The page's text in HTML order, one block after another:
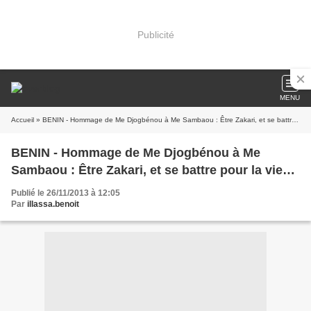
Publicité
MENU
Accueil » BENIN - Hommage de Me Djogbénou à Me Sambaou : Être Zakari, et se battre pour la vie…
BENIN - Hommage de Me Djogbénou à Me
Sambaou : Être Zakari, et se battre pour la vie…
Publié le 26/11/2013 à 12:05
Par illassa.benoit